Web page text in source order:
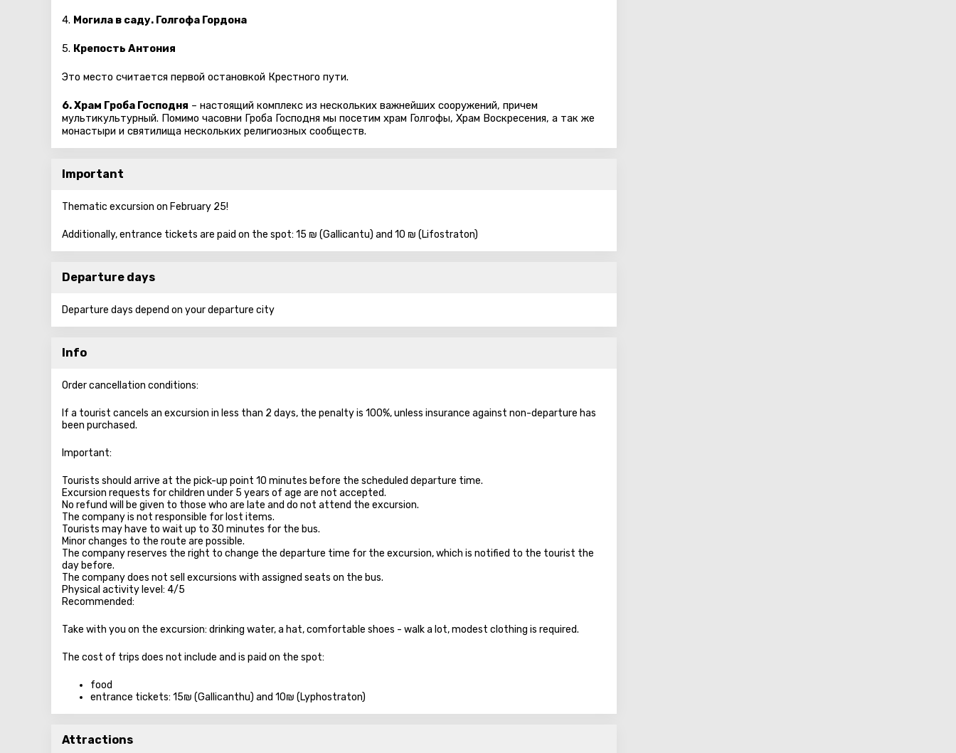
4. Могила в саду. Голгофа Гордона
5. Крепость Антония
Это место считается первой остановкой Крестного пути.
6. Храм Гроба Господня – настоящий комплекс из нескольких важнейших сооружений, причем
мультикультурный. Помимо часовни Гроба Господня мы посетим храм Голгофы, Храм Воскресения, а так же
монастыри и святилища нескольких религиозных сообществ.
Important
Thematic excursion on February 25!
Additionally, entrance tickets are paid on the spot: 15 ₪ (Gallicantu) and 10 ₪ (Lifostraton)
Departure days
Departure days depend on your departure city
Info
Order cancellation conditions:
If a tourist cancels an excursion in less than 2 days, the penalty is 100%, unless insurance against non-departure has
been purchased.
Important:
Tourists should arrive at the pick-up point 10 minutes before the scheduled departure time.
Excursion requests for children under 5 years of age are not accepted.
No refund will be given to those who are late and do not attend the excursion.
The company is not responsible for lost items.
Tourists may have to wait up to 30 minutes for the bus.
Minor changes to the route are possible.
The company reserves the right to change the departure time for the excursion, which is notified to the tourist the
day before.
The company does not sell excursions with assigned seats on the bus.
Physical activity level: 4/5
Recommended:
Take with you on the excursion: drinking water, a hat, comfortable shoes - walk a lot, modest clothing is required.
The cost of trips does not include and is paid on the spot:
food
entrance tickets: 15₪ (Gallicanthu) and 10₪ (Lyphostraton)
Attractions